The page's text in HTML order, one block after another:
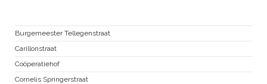
Burgemeester Tellegenstraat
Carillonstraat
Coöperatiehof
Cornelis Springerstraat